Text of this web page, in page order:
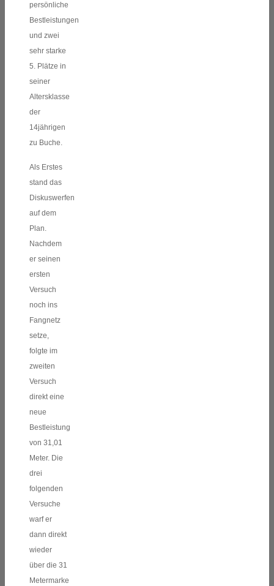
persönliche
Bestleistungen
und zwei
sehr starke
5. Plätze in
seiner
Altersklasse
der
14jährigen
zu Buche.
Als Erstes
stand das
Diskuswerfen
auf dem
Plan.
Nachdem
er seinen
ersten
Versuch
noch ins
Fangnetz
setze,
folgte im
zweiten
Versuch
direkt eine
neue
Bestleistung
von 31,01
Meter. Die
drei
folgenden
Versuche
warf er
dann direkt
wieder
über die 31
Metermarke